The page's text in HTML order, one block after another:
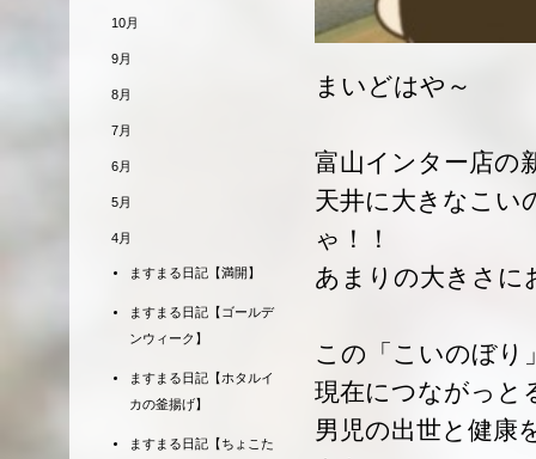
まいどはや～
富山インター店の
天井に大きなこい
ゃ！！
あまりの大きさに
この「こいのぼり
現在につながっと
男児の出世と健康
10月
9月
8月
7月
6月
5月
4月
ますまる日記【満開】
ますまる日記【ゴールデ
ンウィーク】
ますまる日記【ホタルイ
カの釜揚げ】
ますまる日記【ちょこた